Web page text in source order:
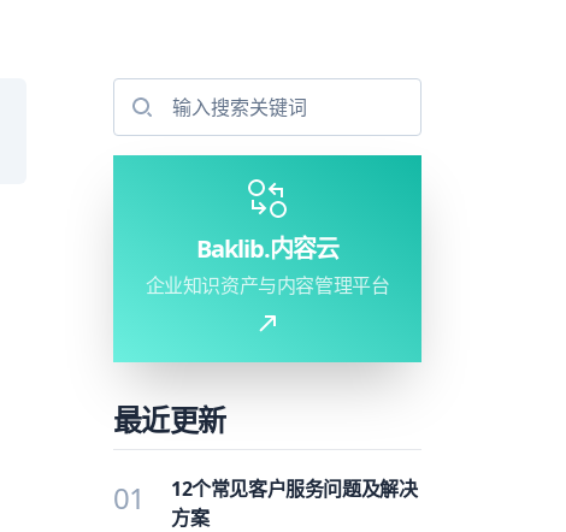
Baklib.内容云
企业知识资产与内容管理平台
最近更新
01
12个常见客户服务问题及解决
方案